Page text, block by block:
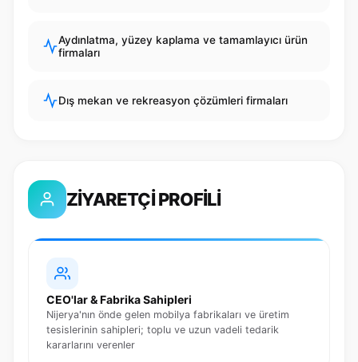
Aydınlatma, yüzey kaplama ve tamamlayıcı ürün
firmaları
Dış mekan ve rekreasyon çözümleri firmaları
ZİYARETÇİ PROFİLİ
CEO'lar & Fabrika Sahipleri
Nijerya'nın önde gelen mobilya fabrikaları ve üretim
tesislerinin sahipleri; toplu ve uzun vadeli tedarik
kararlarını verenler